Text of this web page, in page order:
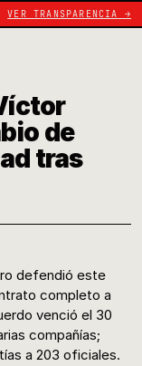
VER TRANSPARENCIA →
de
tras
defendió este
completo a
venció el 30
compañías;
a 203 oficiales.